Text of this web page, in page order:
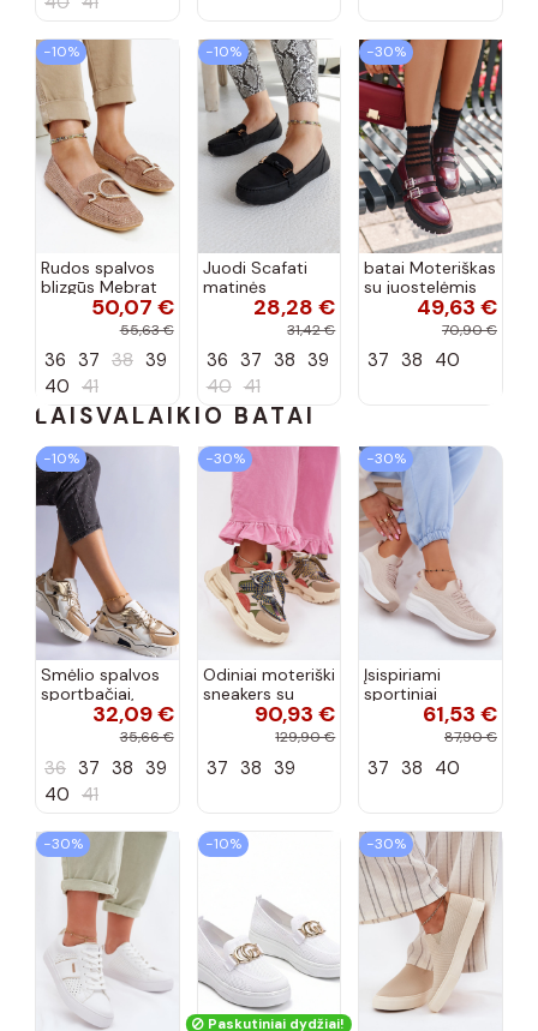
−10%
Rudos spalvos
blizgūs Mebrat
bateliai50,07 €
55,63 €
36 37 38 39
40 41
−10%
Juodi Scafati
matinės
apdailos bateliai
28,28 €
31,42 €
36 37 38 39
40 41
−30%
batai Moteriškas
su juostelėmis
su lako efektu
bordo spalvos
49,63 €
70,90 €
37 38 40
LAISVALAIKIO BATAI
−10%
Smėlio spalvos
sportbačiai,
dekoruoti Valdez
cirkonio virvele
32,09 €
35,66 €
36 37 38 39
40 41
−30%
Odiniai moteriški
sneakers su
platforma D&A
CR61-3133
90,93 €
129,90 €
37 38 39
−30%
Įsispiriami
sportiniai
bateliai Kobbo
102425 smėlio
61,53 €
87,90 €
37 38 40
−30% −10%
Paskutiniai dydžiai!
−30%